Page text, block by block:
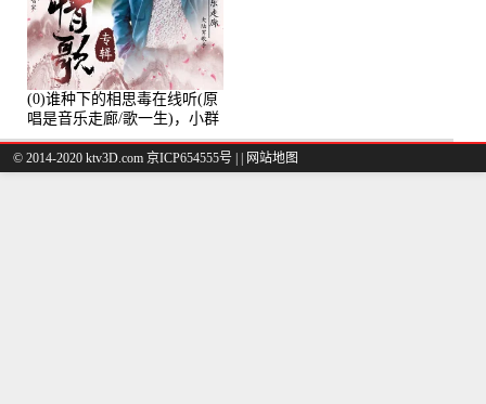
(0)谁种下的相思毒在线听(原
唱是音乐走廊/歌一生)，小群
演唱点播:8975次
© 2014-2020 ktv3D.com 京ICP654555号 | 网站地图